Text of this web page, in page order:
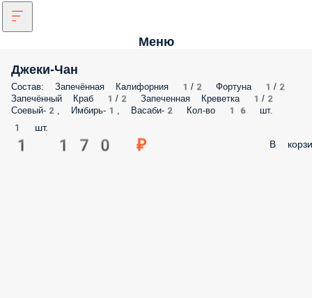
Меню
Джеки-Чан
Состав: Запечённая Калифорния 1/2 Фортуна 1/2
Запечённый Краб 1/2 Запеченная Креветка 1/2
Соевый-2, Имбирь-1, Васаби-2 Кол-во 16 шт.
1 шт.
1 170 ₽ В